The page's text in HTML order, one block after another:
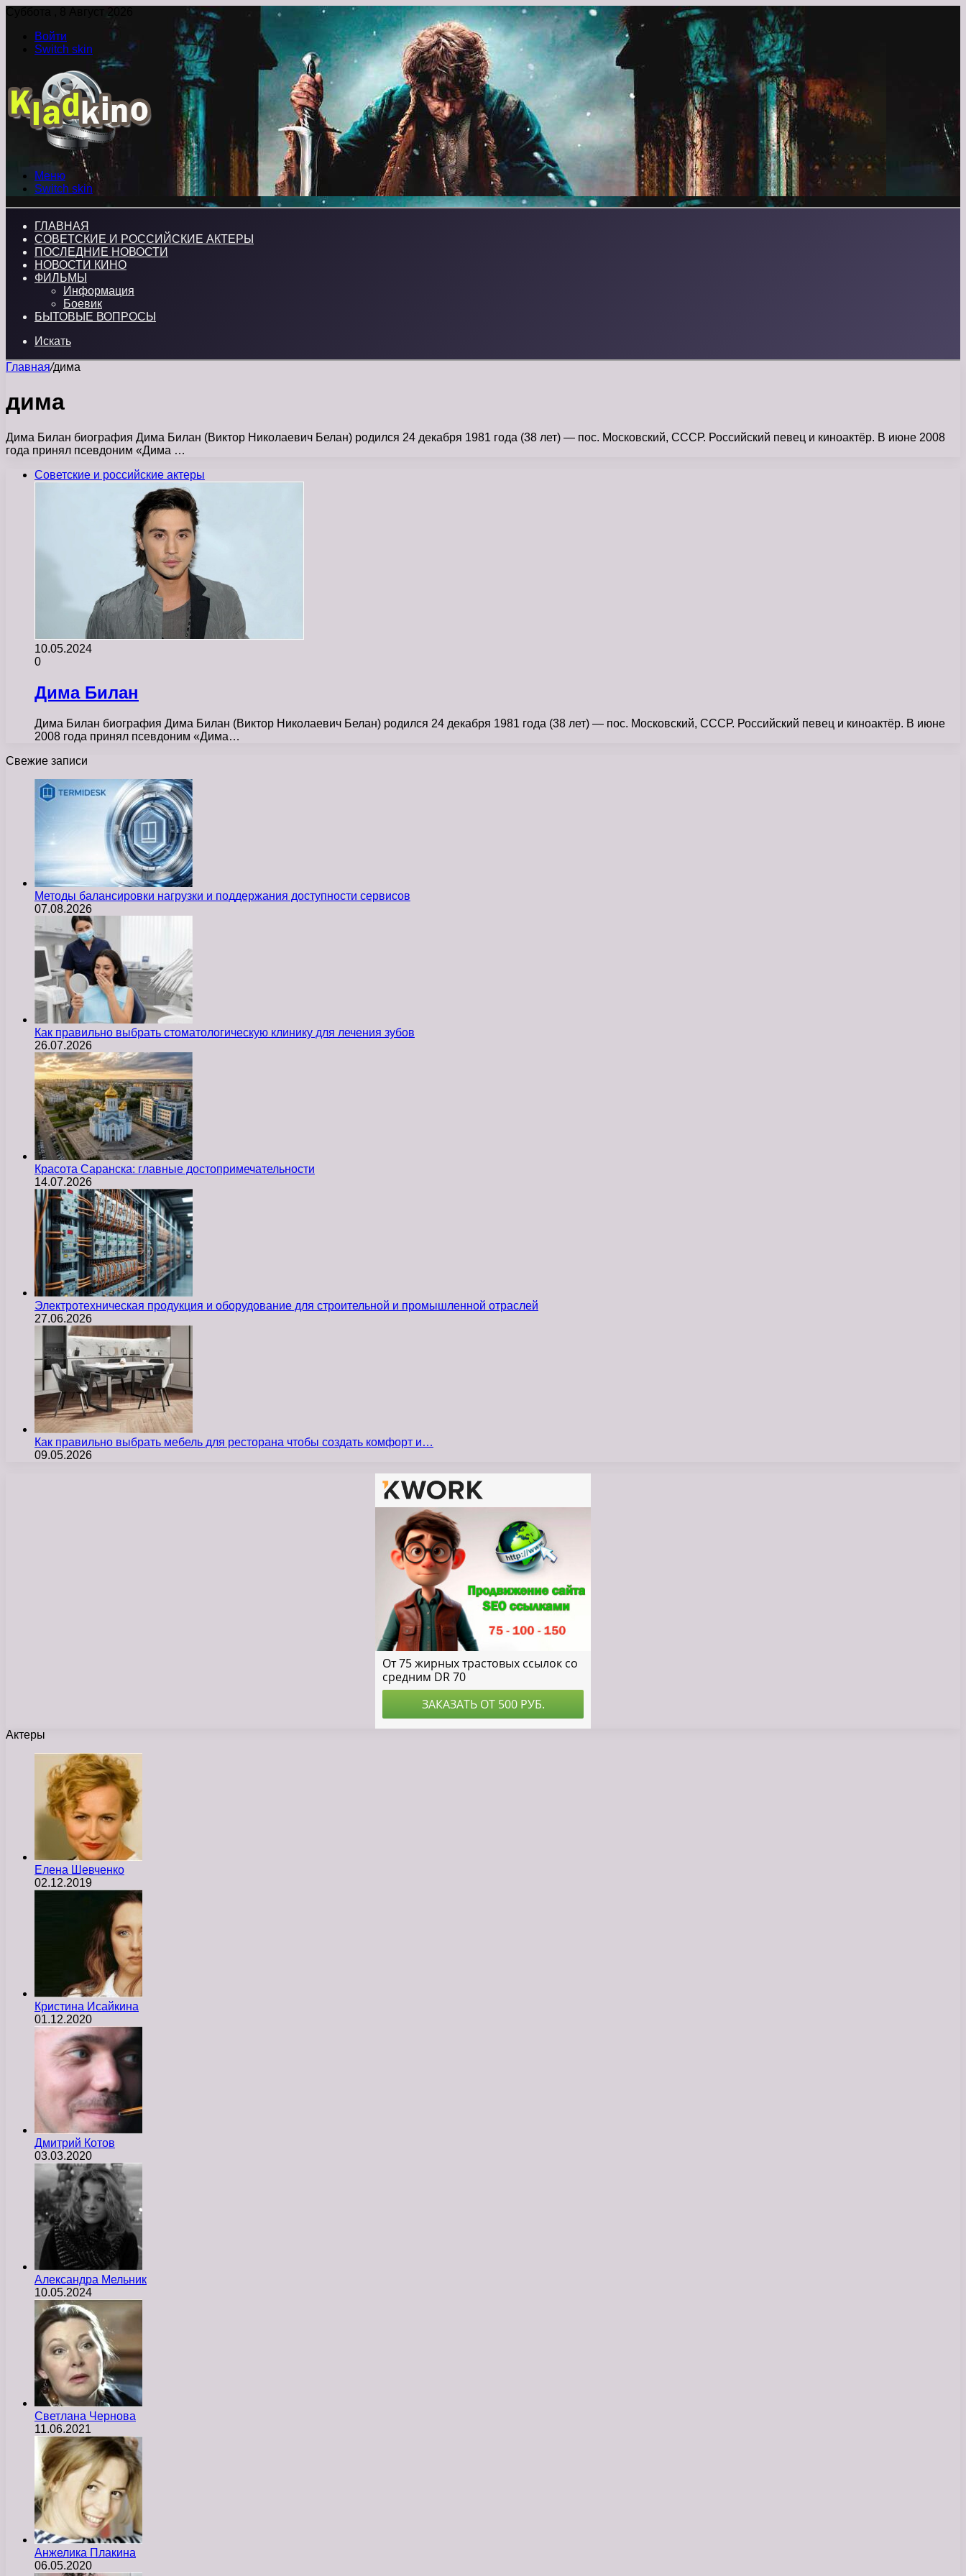
Суббота , 8 Август 2026
Войти
Switch skin
Меню
Switch skin
ГЛАВНАЯ
СОВЕТСКИЕ И РОССИЙСКИЕ АКТЕРЫ
ПОСЛЕДНИЕ НОВОСТИ
НОВОСТИ КИНО
ФИЛЬМЫ
Информация
Боевик
БЫТОВЫЕ ВОПРОСЫ
Искать
Главная/дима
дима
Дима Билан биография Дима Билан (Виктор Николаевич Белан) родился 24 декабря 1981 года (38 лет) — пос. Московский, СССР. Российский певец и киноактёр. В июне 2008
года принял псевдоним «Дима …
Советские и российские актеры
10.05.2024
0
Дима Билан
Дима Билан биография Дима Билан (Виктор Николаевич Белан) родился 24 декабря 1981 года (38 лет) — пос. Московский, СССР. Российский певец и киноактёр. В июне
2008 года принял псевдоним «Дима…
Свежие записи
Методы балансировки нагрузки и поддержания доступности сервисов
07.08.2026
Как правильно выбрать стоматологическую клинику для лечения зубов
26.07.2026
Красота Саранска: главные достопримечательности
14.07.2026
Электротехническая продукция и оборудование для строительной и промышленной отраслей
27.06.2026
Как правильно выбрать мебель для ресторана чтобы создать комфорт и…
09.05.2026
Актеры
Елена Шевченко
02.12.2019
Кристина Исайкина
01.12.2020
Дмитрий Котов
03.03.2020
Александра Мельник
10.05.2024
Светлана Чернова
11.06.2021
Анжелика Плакина
06.05.2020